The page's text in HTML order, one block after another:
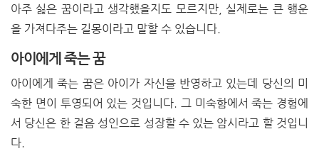
아주 싫은 꿈이라고 생각했을지도 모르지만, 실제로는 큰 행운
을 가져다주는 길몽이라고 말할 수 있습니다.
아이에게 죽는 꿈
아이에게 죽는 꿈은 아이가 자신을 반영하고 있는데 당신의 미
숙한 면이 투영되어 있는 것입니다. 그 미숙함에서 죽는 경험에
서 당신은 한 걸음 성인으로 성장할 수 있는 암시라고 할 것입니
다.